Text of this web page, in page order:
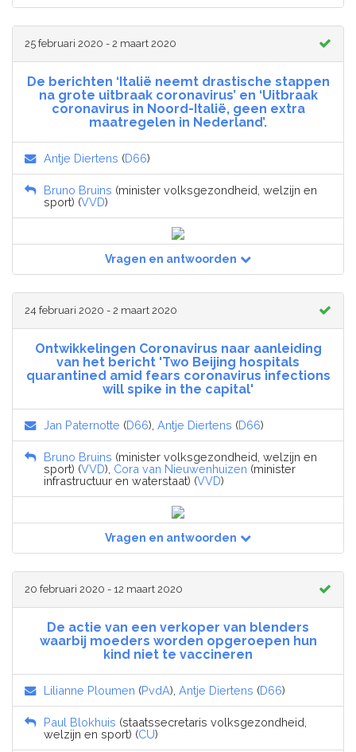
25 februari 2020 - 2 maart 2020
De berichten ‘Italië neemt drastische stappen
na grote uitbraak coronavirus’ en ‘Uitbraak
coronavirus in Noord-Italië, geen extra
maatregelen in Nederland’.
Antje Diertens (D66)
Bruno Bruins (minister volksgezondheid, welzijn en
sport) (VVD)
Vragen en antwoorden
24 februari 2020 - 2 maart 2020
Ontwikkelingen Coronavirus naar aanleiding
van het bericht 'Two Beijing hospitals
quarantined amid fears coronavirus infections
will spike in the capital'
Jan Paternotte (D66), Antje Diertens (D66)
Bruno Bruins (minister volksgezondheid, welzijn en
sport) (VVD), Cora van Nieuwenhuizen (minister
infrastructuur en waterstaat) (VVD)
Vragen en antwoorden
20 februari 2020 - 12 maart 2020
De actie van een verkoper van blenders
waarbij moeders worden opgeroepen hun
kind niet te vaccineren
Lilianne Ploumen (PvdA), Antje Diertens (D66)
Paul Blokhuis (staatssecretaris volksgezondheid,
welzijn en sport) (CU)